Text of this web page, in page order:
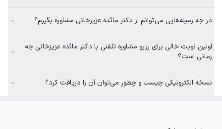
در چه زمینه‌هایی می‌توانم از دکتر مائده عزیزخانی مشاوره بگیرم؟
اولین نوبت خالی برای رزرو مشاوره تلفنی با دکتر مائده عزیزخانی چه
زمانی است؟
نسخه الکترونیکی چیست و چطور می‌توان آن را دریافت کرد؟